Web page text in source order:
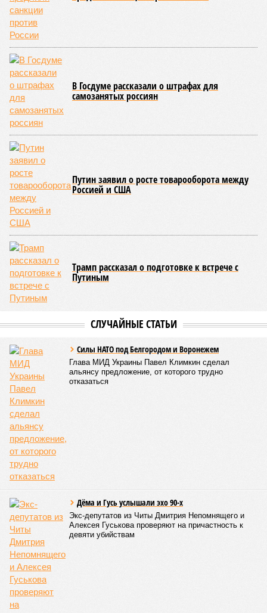
В Госдуме рассказали о штрафах для
самозанятых россиян
Путин заявил о росте товарооборота между
Россией и США
Трамп рассказал о подготовке к встрече с
Путиным
СЛУЧАЙНЫЕ СТАТЬИ
Силы НАТО под Белгородом и Воронежем
Глава МИД Украины Павел Климкин сделал
альянсу предложение, от которого трудно
отказаться
Дёма и Гусь услышали эхо 90-х
Экс-депутатов из Читы Дмитрия Непомнящего и
Алексея Гуськова проверяют на причастность к
девяти убийствам